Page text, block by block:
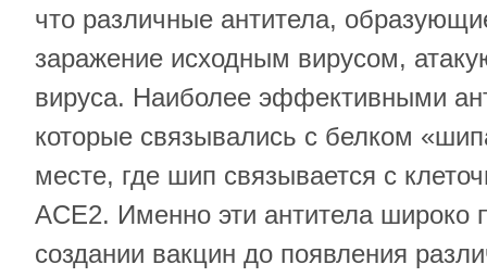
что различные антитела,
заражение исходным вирусом,
вируса. Наиболее эффективными
которые связывались с белком
месте, где шип связывается с
ACE2. Именно эти антитела широко
создании вакцин до появления